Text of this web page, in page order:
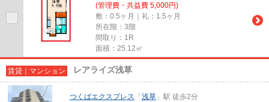
(管理費・共益費 5,000円)
敷：0.5ヶ月｜礼：1.5ヶ月
所在階：3階
間取り：1R
面積：25.12㎡
賃貸｜マンション レアライズ浅草
つくばエクスプレス 「 浅草 」駅 徒歩2分